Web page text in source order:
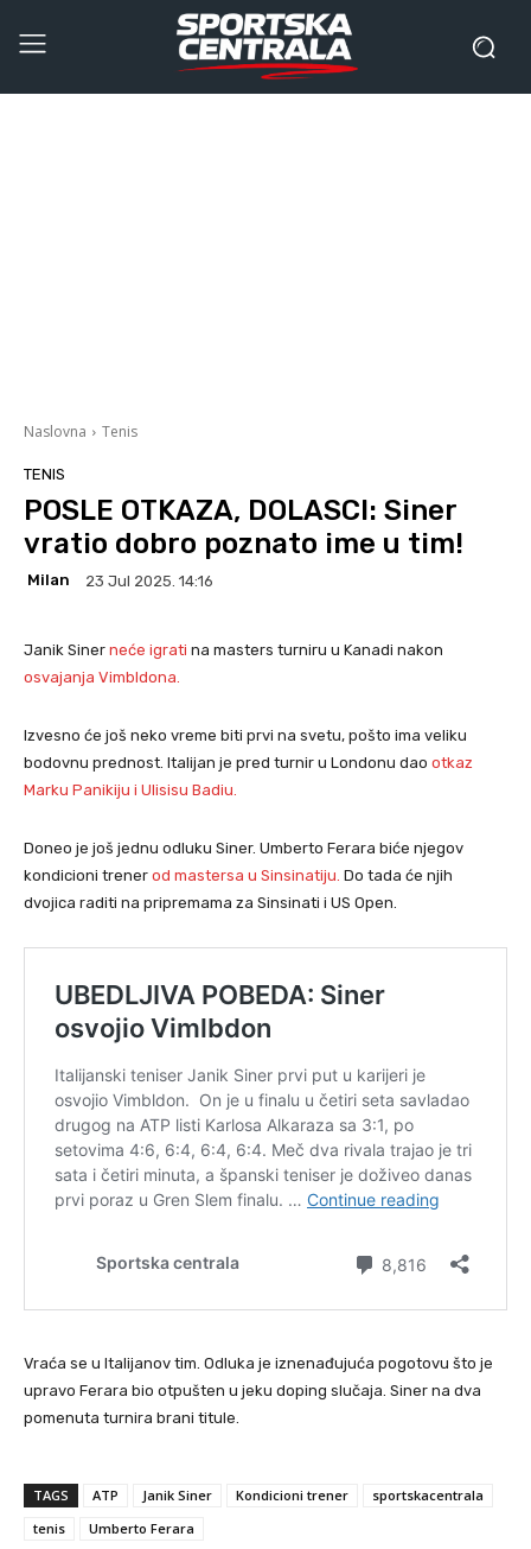
Naslovna Tenis
TENIS
POSLE OTKAZA, DOLASCI: Siner
vratio dobro poznato ime u tim!
Milan 23 Jul 2025. 14:16
Janik Siner neće igrati na masters turniru u Kanadi nakon
osvajanja Vimbldona.
Izvesno će još neko vreme biti prvi na svetu, pošto ima veliku
bodovnu prednost. Italijan je pred turnir u Londonu dao otkaz
Marku Panikiju i Ulisisu Badiu.
Doneo je još jednu odluku Siner. Umberto Ferara biće njegov
kondicioni trener od mastersa u Sinsinatiju. Do tada će njih
dvojica raditi na pripremama za Sinsinati i US Open.
Vraća se u Italijanov tim. Odluka je iznenađujuća pogotovu što je
upravo Ferara bio otpušten u jeku doping slučaja. Siner na dva
pomenuta turnira brani titule.
TAGS ATP Janik Siner Kondicioni trener
sportskacentrala
tenis
Umberto Ferara